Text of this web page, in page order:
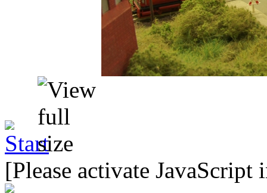
[Please activate